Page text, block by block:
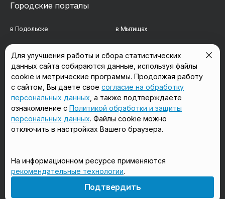
Городские порталы
в Подольске в Мытищах
в Сергиевом Посаде в Люберцах
в Красногорске в Королёве
в Домодедово в Щёлково
18+
Мы в соцсетях
Для улучшения работы и сбора статистических
данных сайта собираются данные, используя файлы
cookie и метрические программы. Продолжая работу
с сайтом, Вы даете свое согласие на обработку
персональных данных , а также подтверждаете
ознакомление с Политикой обработки и защиты
персональных данных. Файлы cookie можно
отключить в настройках Вашего браузера.
На информационном ресурсе применяются
рекомендательные технологии.
Подтвердить